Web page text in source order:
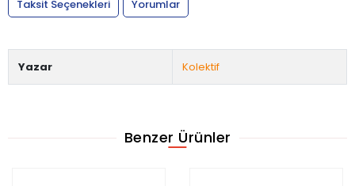
Taksit Seçenekleri
Yorumlar
Yazar Kolektif
Benzer Ürünler